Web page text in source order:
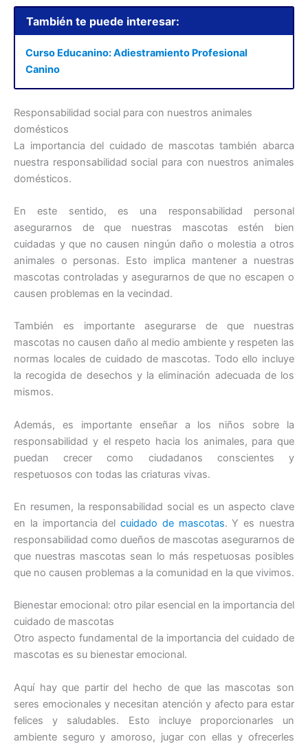
También te puede interesar:
Curso Educanino: Adiestramiento Profesional
Canino
Responsabilidad social para con nuestros animales
domésticos
La importancia del cuidado de mascotas también abarca
nuestra responsabilidad social para con nuestros animales
domésticos.
En este sentido, es una responsabilidad personal
asegurarnos de que nuestras mascotas estén bien
cuidadas y que no causen ningún daño o molestia a otros
animales o personas. Esto implica mantener a nuestras
mascotas controladas y asegurarnos de que no escapen o
causen problemas en la vecindad.
También es importante asegurarse de que nuestras
mascotas no causen daño al medio ambiente y respeten las
normas locales de cuidado de mascotas. Todo ello incluye
la recogida de desechos y la eliminación adecuada de los
mismos.
Además, es importante enseñar a los niños sobre la
responsabilidad y el respeto hacia los animales, para que
puedan crecer como ciudadanos conscientes y
respetuosos con todas las criaturas vivas.
En resumen, la responsabilidad social es un aspecto clave
en la importancia delcuidado de mascotas. Y es nuestra
responsabilidad como dueños de mascotas asegurarnos de
que nuestras mascotas sean lo más respetuosas posibles
que no causen problemas a la comunidad en la que vivimos.
Bienestar emocional: otro pilar esencial en la importancia del
cuidado de mascotas
Otro aspecto fundamental de la importancia del cuidado de
mascotas es su bienestar emocional.
Aquí hay que partir del hecho de que las mascotas son
seres emocionales y necesitan atención y afecto para estar
felices y saludables. Esto incluye proporcionarles un
ambiente seguro y amoroso, jugar con ellas y ofrecerles